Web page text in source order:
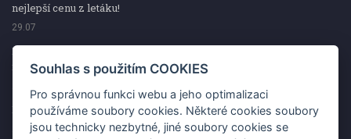
nejlepší cenu z letáku!
29.07
Prokop pro Vás vybírá z obslužného úseku na víkendovku tu
nejlepší cenu z letáku!
Kup špekáčky od Váhaly a vyhraj s naCOOPkou sekerku Fiskars
29.07
Souhlas s použitím COOKIES
Pro správnou funkci webu a jeho optimalizaci
používáme soubory cookies. Některé cookies soubory
jsou technicky nezbytné, jiné soubory cookies se